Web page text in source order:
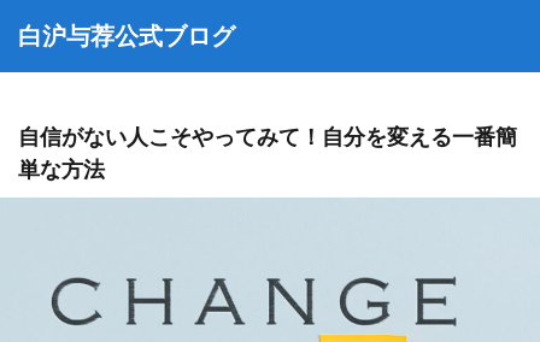
白沪与荐公式ブログ
自信がない人こそやってみて！自分を変える一番簡
単な方法